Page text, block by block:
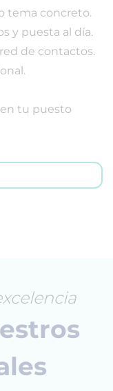
tema concreto.
y puesta al día.
de contactos.
tu puesto